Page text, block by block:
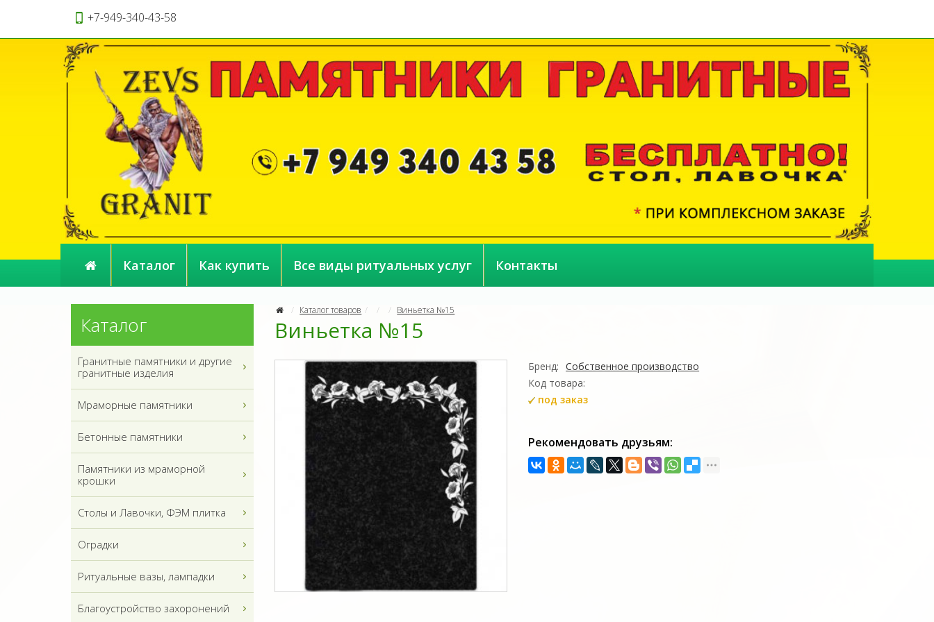
+7-949-340-43-58
Каталог Как купить Все виды ритуальных услуг Контакты
Каталог товаров Виньетка №15
Виньетка №15
Бренд: Собственное производство
Код товара:
под заказ
Рекомендовать друзьям:
Каталог
Гранитные памятники и другие
гранитные изделия
Мраморные памятники
Бетонные памятники
Памятники из мраморной
крошки
Столы и Лавочки, ФЭМ плитка
Оградки
Ритуальные вазы, лампадки
Благоустройство захоронений